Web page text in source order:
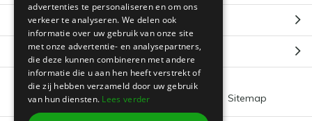
Categorieën
Contact
Algemene voorwaarden Sitemap
advertenties te personaliseren en om ons
verkeer te analyseren. We delen ook
informatie over uw gebruik van onze site
met onze advertentie- en analysepartners,
die deze kunnen combineren met andere
informatie die u aan hen heeft verstrekt of
die zij hebben verzameld door uw gebruik
van hun diensten. Lees verder